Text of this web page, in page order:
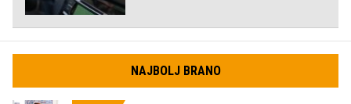
NAJBOLJ BRANO